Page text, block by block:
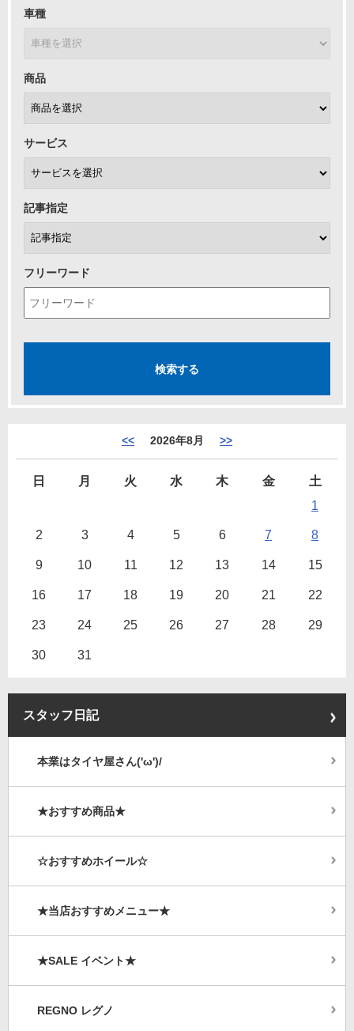
車種
商品
サービス
記事指定
フリーワード
<< 2026年8月 >>
日 月 火 水 木 金
土
1
2 3 4 5 6 7 8
9 10 11 12 13 14 15
16 17 18 19 20 21 22
23 24 25 26 27 28 29
30 31
スタッフ日記
本業はタイヤ屋さん('ω')/
★おすすめ商品★
☆おすすめホイール☆
★当店おすすめメニュー★
★SALE イベント★
REGNO レグノ